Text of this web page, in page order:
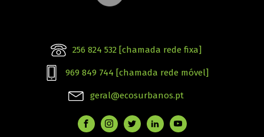
256 824 532 [chamada rede fixa]
969 849 744 [chamada rede móvel]
geral@ecosurbanos.pt